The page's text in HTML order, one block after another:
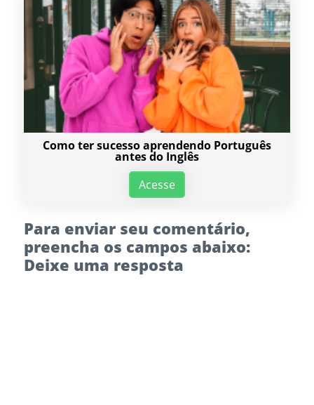
Como ter sucesso aprendendo Português
antes do Inglês
Acesse
Para enviar seu comentário,
preencha os campos abaixo:
Deixe uma resposta